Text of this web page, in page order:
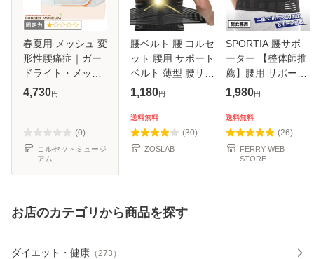
春夏用 メッシュ 変
形性腰痛症｜ガー
ドライト・メッシ
ュ
4,730円
(0)
コルセットミュージ
アム
腰ベルト 腰 コルセ
ット 腰用 サポート
ベルト 薄型 腰サポ
ーター 薄い 腰サポ
トサポーター 腰の
サポーター ボーン
コル
1,180円
送料無料
(30)
ZOSLAB
SPORTIA 腰サポ
ーター 【整体師推
薦】腰用 サポート
ベルト 腰楽 コルセ
コルセット 腰椎ベ
ルト 腰椎 腰 腰用
サポータ
1,980円
送料無料
(26)
FERRY WEB
STORE
お店のカテゴリから商品を探す
ダイエット・健康 （ 273 ）